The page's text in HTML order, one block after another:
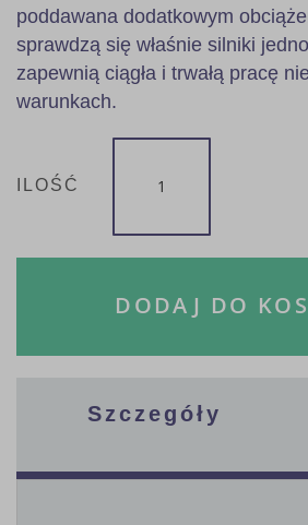
poddawana dodatkowym
sprawdzą się właśnie silniki
zapewnią ciągła i trwałą pracę
warunkach.
ILOŚĆ
DODAJ DO
Szczegóły